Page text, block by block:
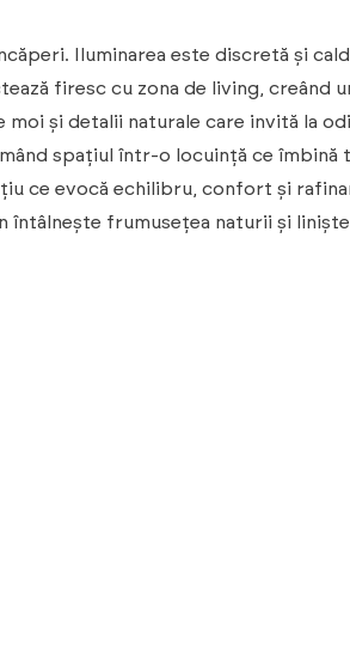
Iluminarea este discretă și
firesc cu zona de living, creând
și detalii naturale care invită la
spațiul într-o locuință ce
ce evocă echilibru, confort și
frumusețea naturii și